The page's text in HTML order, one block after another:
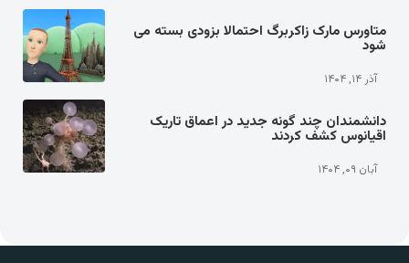
متاورس مارک زاکربرگ احتمالا بزودی بسته می
شود
آذر ۱۴, ۱۴۰۴
دانشمندان چند گونه جدید در اعماق تاریک
اقیانوس کشف کردند
آبان ۰۹, ۱۴۰۴